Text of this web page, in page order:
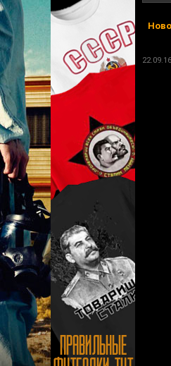
22.09.16